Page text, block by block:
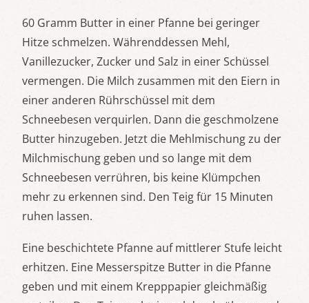
60 Gramm Butter in einer Pfanne bei geringer
Hitze schmelzen. Währenddessen Mehl,
Vanillezucker, Zucker und Salz in einer Schüssel
vermengen. Die Milch zusammen mit den Eiern in
einer anderen Rührschüssel mit dem
Schneebesen verquirlen. Dann die geschmolzene
Butter hinzugeben. Jetzt die Mehlmischung zu der
Milchmischung geben und so lange mit dem
Schneebesen verrühren, bis keine Klümpchen
mehr zu erkennen sind. Den Teig für 15 Minuten
ruhen lassen.
Eine beschichtete Pfanne auf mittlerer Stufe leicht
erhitzen. Eine Messerspitze Butter in die Pfanne
geben und mit einem Krepppapier gleichmäßig